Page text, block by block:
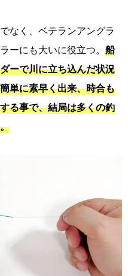
なく、ベテランアングラ
ーにも大いに役立つ。 船
ーで川に立ち込んだ状況
単に素早く出来、時合も
る事で、結局は多くの釣